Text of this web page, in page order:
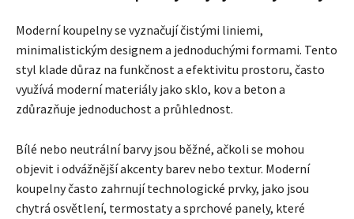
Moderní koupelny se vyznačují čistými liniemi,
minimalistickým designem a jednoduchými formami. Tento
styl klade důraz na funkčnost a efektivitu prostoru, často
využívá moderní materiály jako sklo, kov a beton a
zdůrazňuje jednoduchost a průhlednost.
Bílé nebo neutrální barvy jsou běžné, ačkoli se mohou
objevit i odvážnější akcenty barev nebo textur. Moderní
koupelny často zahrnují technologické prvky, jako jsou
chytrá osvětlení, termostaty a sprchové panely, které